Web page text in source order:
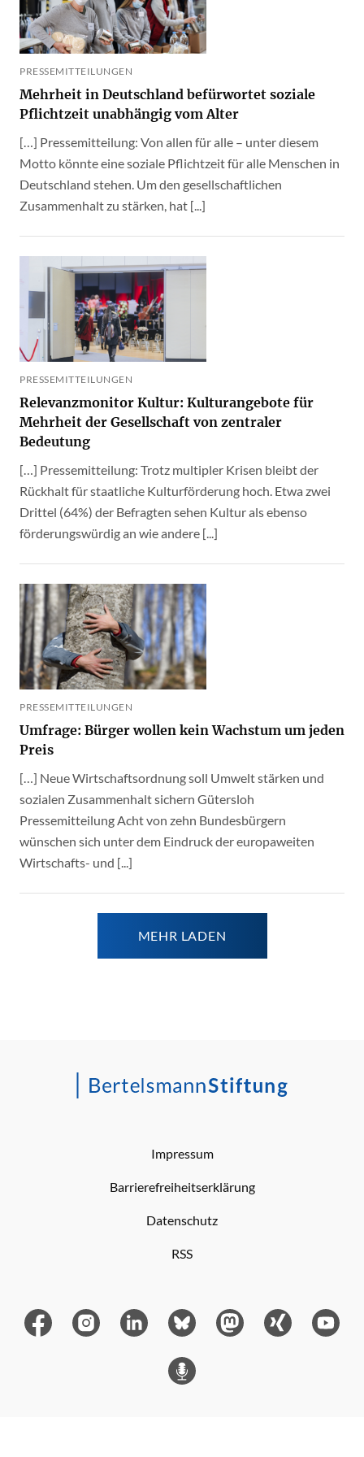
PRESSEMITTEILUNGEN
Mehrheit in Deutschland befürwortet soziale
Pflichtzeit unabhängig vom Alter
[…] Pressemitteilung: Von allen für alle – unter diesem
Motto könnte eine soziale Pflichtzeit für alle Menschen in
Deutschland stehen. Um den gesellschaftlichen
Zusammenhalt zu stärken, hat [...]
PRESSEMITTEILUNGEN
Relevanzmonitor Kultur: Kulturangebote für
Mehrheit der Gesellschaft von zentraler
Bedeutung
[…] Pressemitteilung: Trotz multipler Krisen bleibt der
Rückhalt für staatliche Kulturförderung hoch. Etwa zwei
Drittel (64%) der Befragten sehen Kultur als ebenso
förderungswürdig an wie andere [...]
PRESSEMITTEILUNGEN
Umfrage: Bürger wollen kein Wachstum um jeden
Preis
[…] Neue Wirtschaftsordnung soll Umwelt stärken und
sozialen Zusammenhalt sichern Gütersloh
Pressemitteilung Acht von zehn Bundesbürgern
wünschen sich unter dem Eindruck der europaweiten
Wirtschafts- und [...]
MEHR LADEN
Impressum
Barrierefreiheitserklärung
Datenschutz
RSS